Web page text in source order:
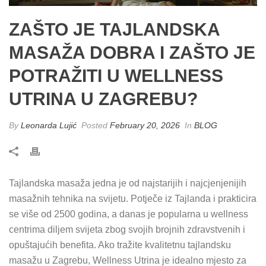
ZAŠTO JE TAJLANDSKA
MASAŽA DOBRA I ZAŠTO JE
POTRAŽITI U WELLNESS
UTRINA U ZAGREBU?
ByLeonarda Lujić Posted February 20, 2026 In BLOG
Tajlandska masaža jedna je od najstarijih i najcjenjenijih
masažnih tehnika na svijetu. Potječe iz Tajlanda i prakticira
se više od 2500 godina, a danas je popularna u wellness
centrima diljem svijeta zbog svojih brojnih zdravstvenih i
opuštajućih benefita. Ako tražite kvalitetnu tajlandsku
masažu u Zagrebu, Wellness Utrina je idealno mjesto za